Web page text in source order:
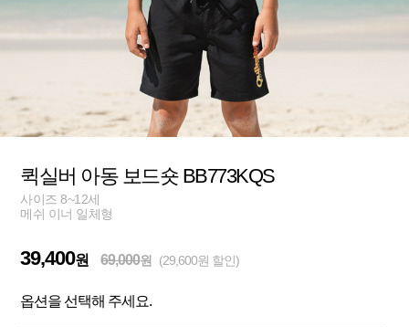
퀵실버 아동 보드숏 BB773KQS
사이즈 8~12세
메쉬 이너 일체형
39,400원 69,000원 (29,600원 할인)
옵션을 선택해 주세요.